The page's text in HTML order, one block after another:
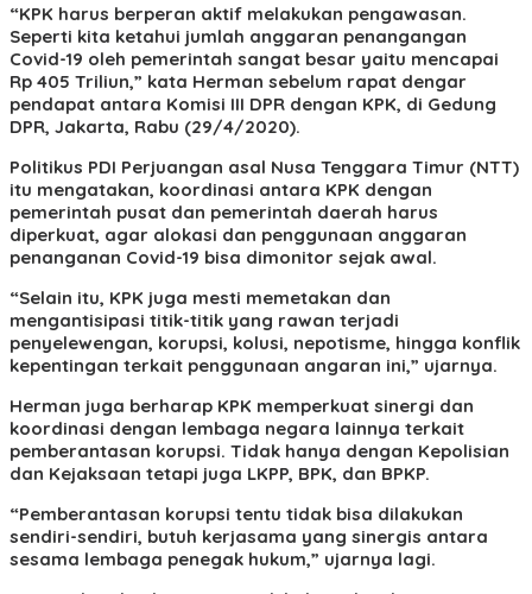
“KPK harus berperan aktif melakukan pengawasan.
Seperti kita ketahui jumlah anggaran penangangan
Covid-19 oleh pemerintah sangat besar yaitu mencapai
Rp 405 Triliun,” kata Herman sebelum rapat dengar
pendapat antara Komisi III DPR dengan KPK, di Gedung
DPR, Jakarta, Rabu (29/4/2020).
Politikus PDI Perjuangan asal Nusa Tenggara Timur (NTT)
itu mengatakan, koordinasi antara KPK dengan
pemerintah pusat dan pemerintah daerah harus
diperkuat, agar alokasi dan penggunaan anggaran
penanganan Covid-19 bisa dimonitor sejak awal.
“Selain itu, KPK juga mesti memetakan dan
mengantisipasi titik-titik yang rawan terjadi
penyelewengan, korupsi, kolusi, nepotisme, hingga konflik
kepentingan terkait penggunaan angaran ini,” ujarnya.
Herman juga berharap KPK memperkuat sinergi dan
koordinasi dengan lembaga negara lainnya terkait
pemberantasan korupsi. Tidak hanya dengan Kepolisian
dan Kejaksaan tetapi juga LKPP, BPK, dan BPKP.
“Pemberantasan korupsi tentu tidak bisa dilakukan
sendiri-sendiri, butuh kerjasama yang sinergis antara
sesama lembaga penegak hukum,” ujarnya lagi.